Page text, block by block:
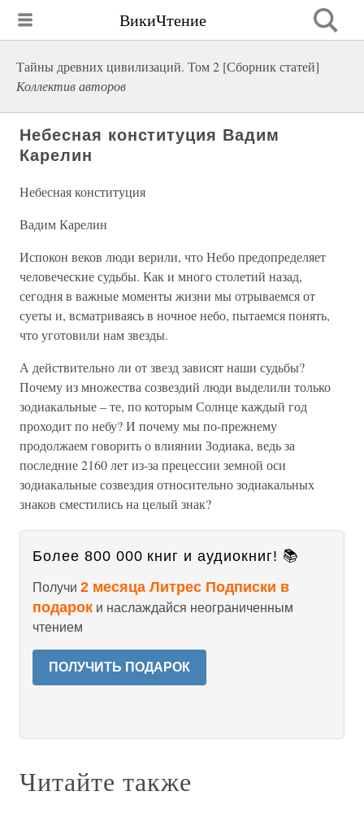
ВикиЧтение
Тайны древних цивилизаций. Том 2 [Сборник статей]
Коллектив авторов
Небесная конституция Вадим
Карелин
Небесная конституция
Вадим Карелин
Испокон веков люди верили, что Небо предопределяет
человеческие судьбы. Как и много столетий назад,
сегодня в важные моменты жизни мы отрываемся от
суеты и, всматриваясь в ночное небо, пытаемся понять,
что уготовили нам звезды.
А действительно ли от звезд зависят наши судьбы?
Почему из множества созвездий люди выделили только
зодиакальные – те, по которым Солнце каждый год
проходит по небу? И почему мы по-прежнему
продолжаем говорить о влиянии Зодиака, ведь за
последние 2160 лет из-за прецессии земной оси
зодиакальные созвездия относительно зодиакальных
знаков сместились на целый знак?
Более 800 000 книг и аудиокниг! 📚
Получи 2 месяца Литрес Подписки в
подарок и наслаждайся неограниченным
чтением
ПОЛУЧИТЬ ПОДАРОК
Читайте также